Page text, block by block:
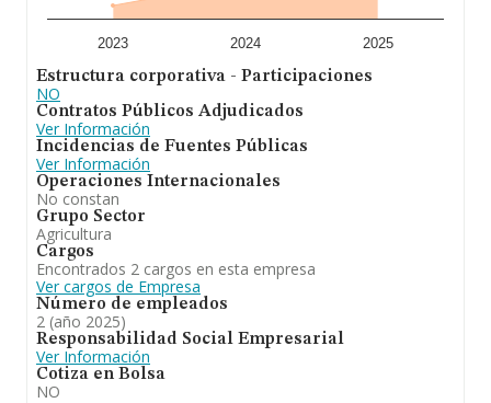
los 22 años desde la constitución. La media de
empleados de las empresas es de 3.
desarrollo de explotaciones agrícolas. ganaderas y
forestales. Frente al 2024, en el ranking nacional, de
todas las empresas en España, la empresa ha
retrocedido. Ha experimentado un retroceso en el
ranking de su sector (Cultivo de cereales (excepto
arroz), leguminosas y semillas oleaginosas).
2023 2024 2025
Estructura corporativa - Participaciones
NO
Contratos Públicos Adjudicados
Ver Información
Incidencias de Fuentes Públicas
Ver Información
Operaciones Internacionales
No constan
Grupo Sector
Agricultura
Cargos
Encontrados 2 cargos en esta empresa
Ver cargos de Empresa
Número de empleados
2 (año 2025)
Responsabilidad Social Empresarial
Ver Información
Cotiza en Bolsa
NO